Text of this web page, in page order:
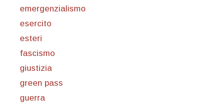
emergenzialismo
esercito
esteri
fascismo
giustizia
green pass
guerra